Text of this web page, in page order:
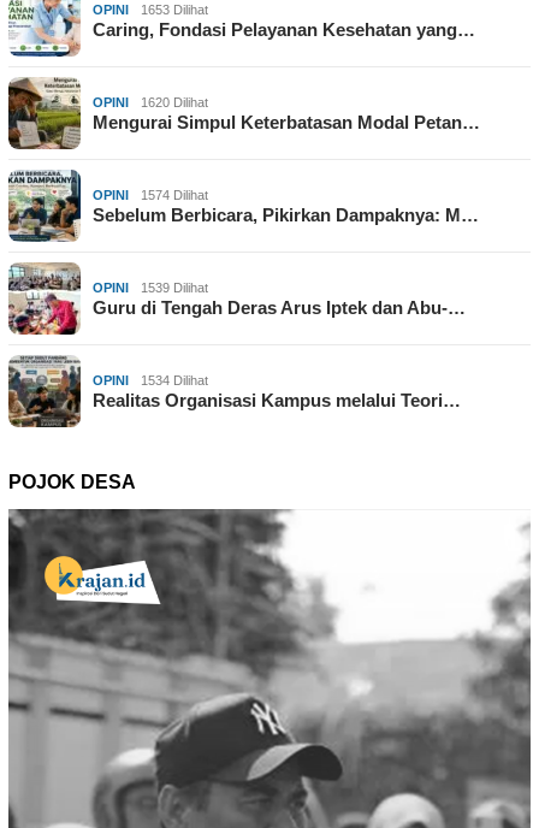
OPINI 1653 Dilihat
Caring, Fondasi Pelayanan Kesehatan yang…
OPINI 1620 Dilihat
Mengurai Simpul Keterbatasan Modal Petan…
OPINI 1574 Dilihat
Sebelum Berbicara, Pikirkan Dampaknya: M…
OPINI 1539 Dilihat
Guru di Tengah Deras Arus Iptek dan Abu-…
OPINI 1534 Dilihat
Realitas Organisasi Kampus melalui Teori…
POJOK DESA